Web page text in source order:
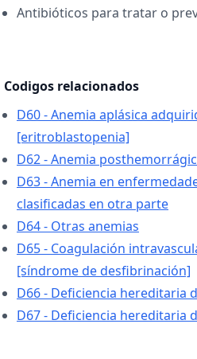
Antibióticos para tratar o
Codigos relacionados
D60 - Anemia aplásica
[eritroblastopenia]
D62 - Anemia
D63 - Anemia en
clasificadas en otra parte
D64 - Otras anemias
D65 - Coagulación
[síndrome de desfibrinación]
D66 - Deficiencia hereditaria
D67 - Deficiencia hereditaria